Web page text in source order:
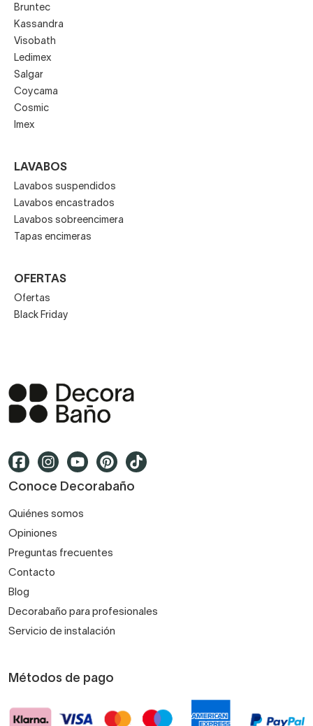
No dudes en contactar con nosotros para comprar
sanitarios modernos. Como especialistas en cuartos de
baño, en Decorabaño te ayudamos a tomar
decisión para la elección de tu
Bruntec
Kassandra
Visobath
Ledimex
Salgar
Coycama
Cosmic
Imex
LAVABOS
Lavabos suspendidos
Lavabos encastrados
Lavabos sobreencimera
Tapas encimeras
OFERTAS
Ofertas
Black Friday
Conoce Decorabaño
Quiénes somos
Opiniones
Preguntas frecuentes
Contacto
Blog
Decorabaño para profesionales
Servicio de instalación
Métodos de pago